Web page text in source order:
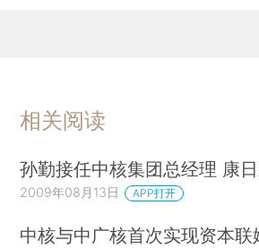
相关阅读
孙勤接任中核集团总经理 康
2009年08月13日 APP打开
中核与中广核首次实现资本联